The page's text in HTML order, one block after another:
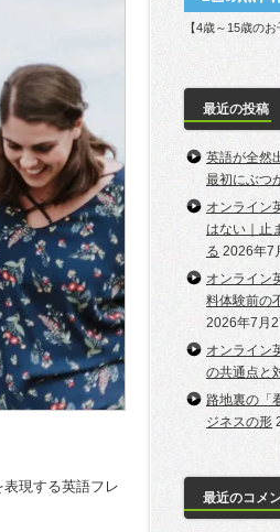
現する英語フレ
【4歳～15歳のお
最近の投稿
英語が全然
最初にぶつ
オンライン
はない｜止
る 2026年7
オンライン
料体験前の
2026年7月
オンライン
の共通点と
路地裏の「
ジネスの形
最近のコメ